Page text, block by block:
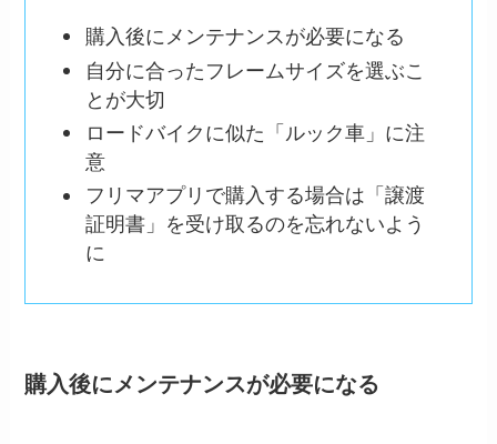
購入後にメンテナンスが必要になる
自分に合ったフレームサイズを選ぶこ
とが大切
ロードバイクに似た「ルック車」に注
意
フリマアプリで購入する場合は「譲渡
証明書」を受け取るのを忘れないよう
に
購入後にメンテナンスが必要になる